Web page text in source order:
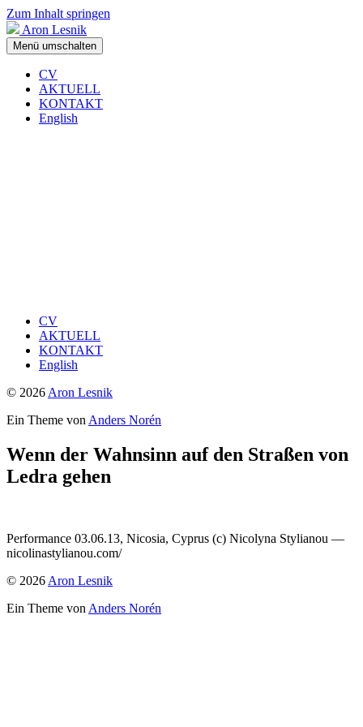
Zum Inhalt springen
Aron Lesnik
Menü umschalten
CV
AKTUELL
KONTAKT
English
CV
AKTUELL
KONTAKT
English
© 2026 Aron Lesnik
Ein Theme von Anders Norén
Wenn der Wahnsinn auf den Straßen von
Ledra gehen
Performance 03.06.13, Nicosia, Cyprus (c) Nicolyna Stylianou —
nicolinastylianou.com/
© 2026 Aron Lesnik
Ein Theme von Anders Norén